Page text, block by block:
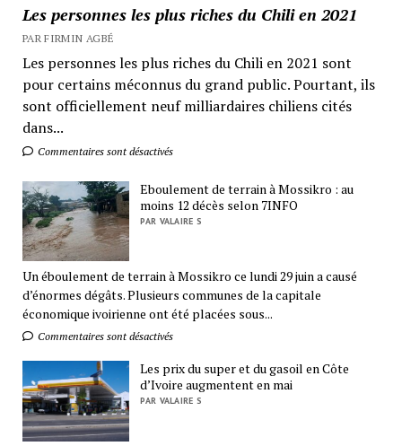
Les personnes les plus riches du Chili en 2021
PAR FIRMIN AGBÉ
Les personnes les plus riches du Chili en 2021 sont
pour certains méconnus du grand public. Pourtant, ils
sont officiellement neuf milliardaires chiliens cités
dans...
Commentaires sont désactivés
Eboulement de terrain à Mossikro : au
moins 12 décès selon 7INFO
PAR VALAIRE S
Un éboulement de terrain à Mossikro ce lundi 29 juin a causé
d’énormes dégâts. Plusieurs communes de la capitale
économique ivoirienne ont été placées sous...
Commentaires sont désactivés
Les prix du super et du gasoil en Côte
d’Ivoire augmentent en mai
PAR VALAIRE S